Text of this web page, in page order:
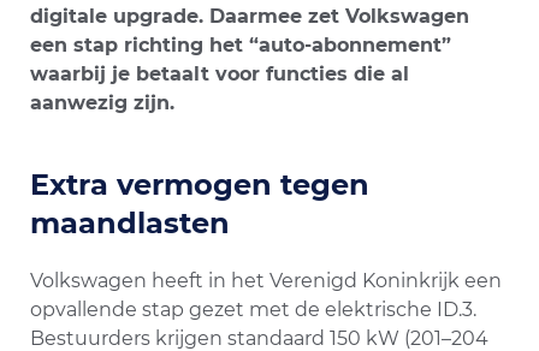
digitale upgrade. Daarmee zet Volkswagen
een stap richting het “auto-abonnement”
waarbij je betaalt voor functies die al
aanwezig zijn.
Extra vermogen tegen
maandlasten
Volkswagen heeft in het Verenigd Koninkrijk een
opvallende stap gezet met de elektrische ID.3.
Bestuurders krijgen standaard 150 kW (201–204